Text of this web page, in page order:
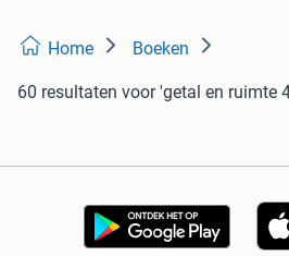
Home Boeken
60 resultaten voor 'getal en ruimte